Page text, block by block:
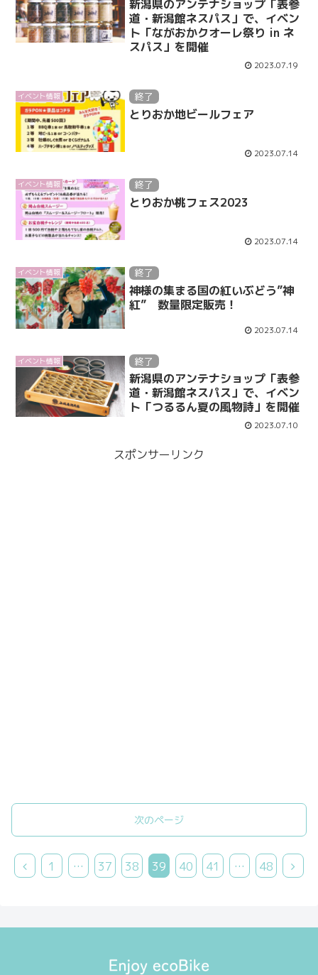
新潟県のアンテナショップ「表参
道・新潟館ネスパス」で、イベン
ト「ながおかクオーレ祭り in ネ
スパス」を開催
2023.07.19
イベント情報 終了
とりおか地ビールフェア
2023.07.14
イベント情報 終了
とりおか桃フェス2023
2023.07.14
イベント情報 終了
神様の集まる国の紅いぶどう”神
紅” 数量限定販売！
2023.07.14
イベント情報 終了
新潟県のアンテナショップ「表参
道・新潟館ネスパス」で、イベン
ト「つるるん夏の風物詩」を開催
2023.07.10
スポンサーリンク
次のページ
前
1 … 37 38 39 40 41 … 48
次